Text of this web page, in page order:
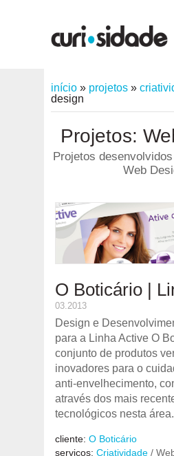
início » projetos »
design
Projetos:
Projetos
Web
O Boticário |
03.2013
Design e
para a Linha Active O
conjunto de produtos
inovadores para o
anti-envelhecimento,
através dos mais
tecnológicos nesta área.
cliente: O Boticário
serviços: Criatividade /